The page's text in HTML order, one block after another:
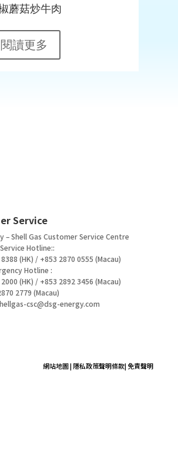
蘑菇炒牛肉
閱讀更多
Service
– Shell Gas Customer Service Centre
Hotline::
(HK) / +853 2870 0555 (Macau)
Hotline :
(HK) / +853 2892 3456 (Macau)
2779 (Macau)
csc@dsg-energy.com
網站地圖| 隱私政策聲明條款| 免責聲明